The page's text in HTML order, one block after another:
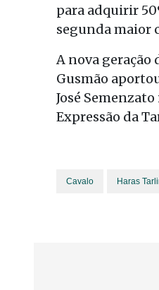
para adquirir
segunda maior
A nova geração
Gusmão
José
Expressão da
Cavalo Haras